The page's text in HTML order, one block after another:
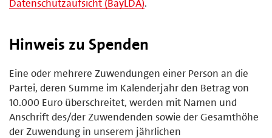
Datenschutzaufsicht (BayLDA).
Hinweis zu Spenden
Eine oder mehrere Zuwendungen einer Person an die
Partei, deren Summe im Kalenderjahr den Betrag von
10.000 Euro überschreitet, werden mit Namen und
Anschrift des/der Zuwendenden sowie der Gesamthöhe
der Zuwendung in unserem jährlichen